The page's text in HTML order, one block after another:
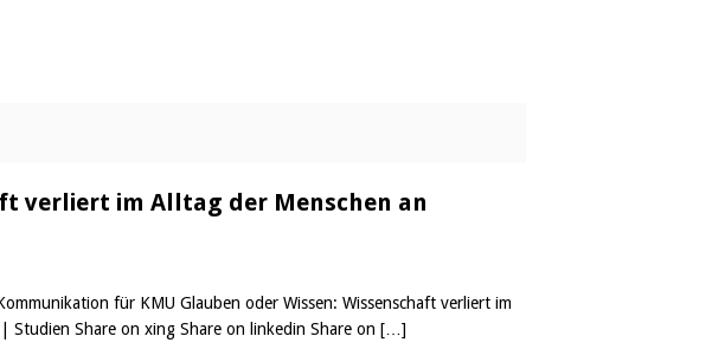
verliert im Alltag der Menschen an
für KMU Glauben oder Wissen: Wissenschaft verliert im
Share on xing Share on linkedin Share on […]